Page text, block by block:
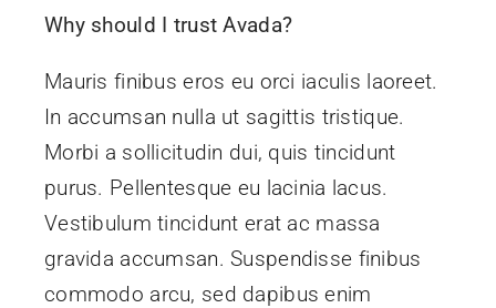
Contact Us
Why should I trust Avada?
Mauris finibus eros eu orci iaculis laoreet.
In accumsan nulla ut sagittis tristique.
Morbi a sollicitudin dui, quis tincidunt
purus. Pellentesque eu lacinia lacus.
Vestibulum tincidunt erat ac massa
gravida accumsan. Suspendisse finibus
commodo arcu, sed dapibus enim